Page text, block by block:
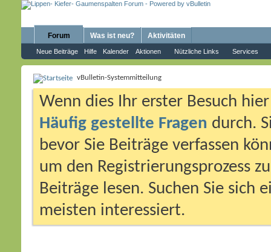
Forum
Neue Beiträge Hilfe Kalender Aktionen Nützliche Links Services
Was ist neu? Aktivitäten
vBulletin-Systemmitteilung
Wenn dies Ihr erster Besuch
Häufig gestellte Fragen durch.
bevor Sie Beiträge verfassen
um den Registrierungsprozess
Beiträge lesen. Suchen Sie sich
meisten interessiert.